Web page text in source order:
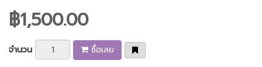
฿1,500.00
จำนวน
ซื้อเลย